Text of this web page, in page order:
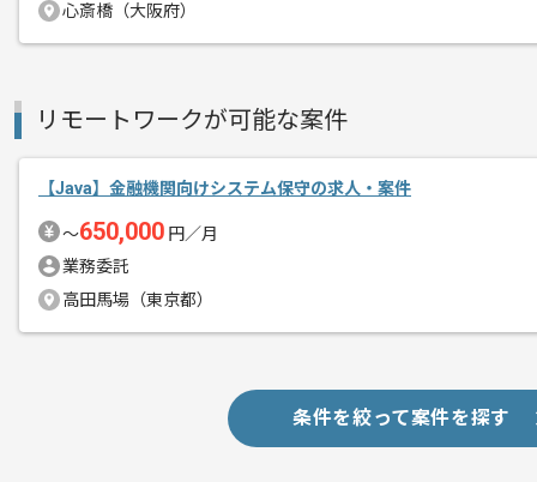
心斎橋（大阪府）
リモートワークが可能な案件
【Java】金融機関向けシステム保守の求人・案件
〜650,000 円／月
業務委託
高田馬場（東京都）
条件を絞って案件を探す